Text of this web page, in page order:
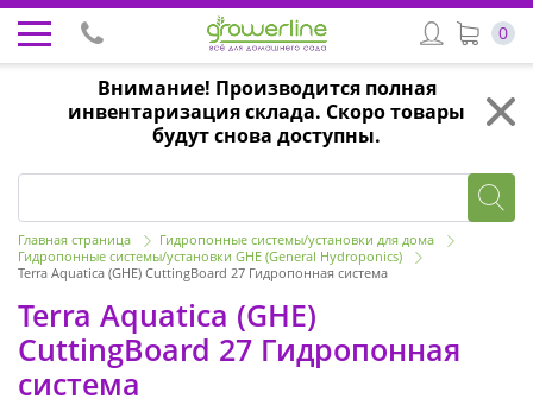
Внимание! Производится полная
инвентаризация склада. Скоро товары
будут снова доступны.
0
Главная страница
Гидропонные системы/установки для дома
Гидропонные системы/установки GHE (General Hydroponics)
Terra Aquatica (GHE) CuttingBoard 27 Гидропонная система
Terra Aquatica (GHE)
CuttingBoard 27 Гидропонная
система